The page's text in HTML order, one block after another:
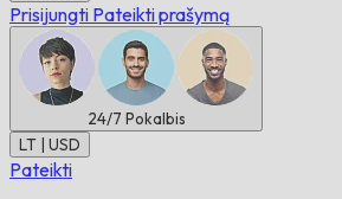
Prisijungti Pateikti prašymą
24/7 Pokalbis
LT | USD
Pateikti